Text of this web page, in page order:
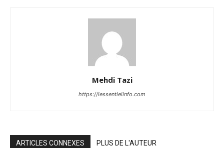
Mehdi Tazi
https://lessentielinfo.com
ARTICLES CONNEXES PLUS DE L'AUTEUR